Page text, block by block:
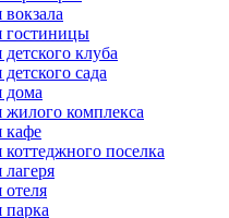
гостиницы
клуба
сада
дома
жилого комплекса
кафе
поселка
отеля
парка